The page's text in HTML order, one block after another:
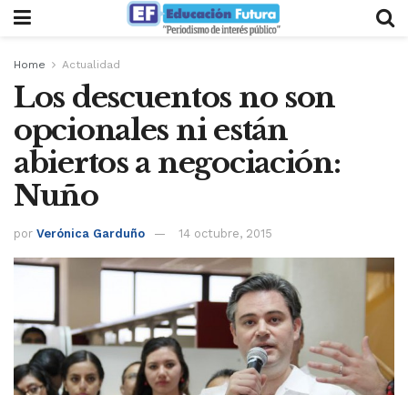
Home Actualidad
Los descuentos no son
opcionales ni están
abiertos a negociación:
Nuño
por Verónica Garduño 14 octubre, 2015